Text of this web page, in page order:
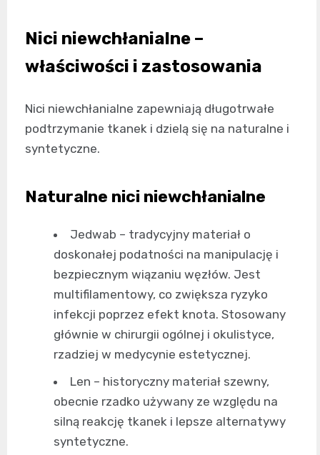
Nici niewchłanialne –
właściwości i zastosowania
Nici niewchłanialne zapewniają długotrwałe
podtrzymanie tkanek i dzielą się na naturalne i
syntetyczne.
Naturalne nici niewchłanialne
Jedwab – tradycyjny materiał o
doskonałej podatności na manipulację i
bezpiecznym wiązaniu węzłów. Jest
multifilamentowy, co zwiększa ryzyko
infekcji poprzez efekt knota. Stosowany
głównie w chirurgii ogólnej i okulistyce,
rzadziej w medycynie estetycznej.
Len – historyczny materiał szewny,
obecnie rzadko używany ze względu na
silną reakcję tkanek i lepsze alternatywy
syntetyczne.